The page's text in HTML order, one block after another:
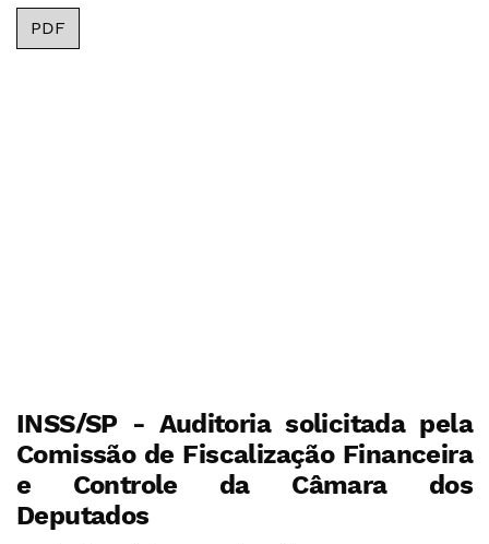
PDF
INSS/SP - Auditoria solicitada pela
Comissão de Fiscalização Financeira
e Controle da Câmara dos
Deputados